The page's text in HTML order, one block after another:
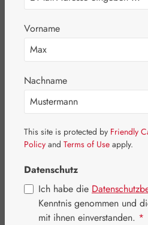
Bildergalerie überspringen
Vorname
Nachname
This site is protected by Friendly
Policy and Terms of Use apply.
Datenschutz
Ich habe die
Kenntnis genommen und
mit ihnen einverstanden. *